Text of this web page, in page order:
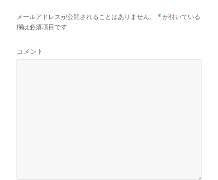
メールアドレスが公開されることはありません。 * が付いている
欄は必須項目です
コメント